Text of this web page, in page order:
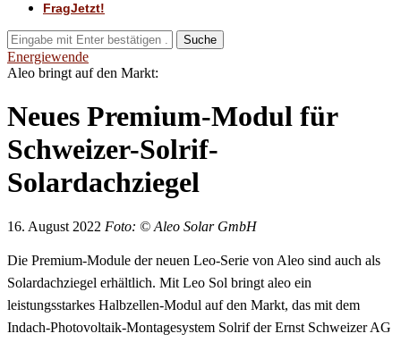
FragJetzt!
Suche
Energiewende
Aleo bringt auf den Markt:
Neues Premium-Modul für
Schweizer-Solrif-
Solardachziegel
16. August 2022 Foto: © Aleo Solar GmbH
Die Premium-Module der neuen Leo-Serie von Aleo sind auch als
Solardachziegel erhältlich. Mit Leo Sol bringt aleo ein
leistungsstarkes Halbzellen-Modul auf den Markt, das mit dem
Indach-Photovoltaik-Montagesystem Solrif der Ernst Schweizer AG